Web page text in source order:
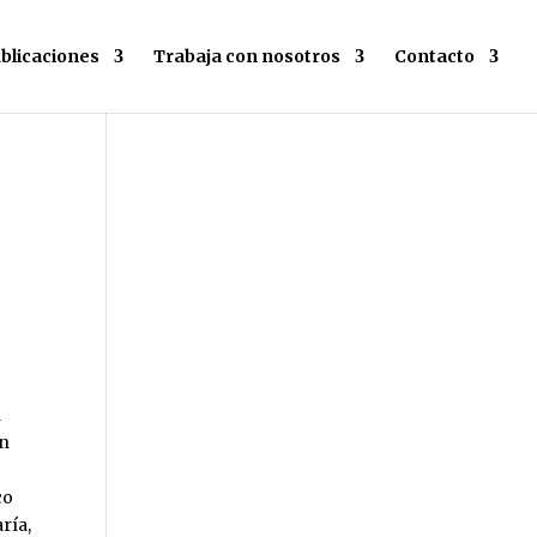
Trabaja con nosotros Contacto